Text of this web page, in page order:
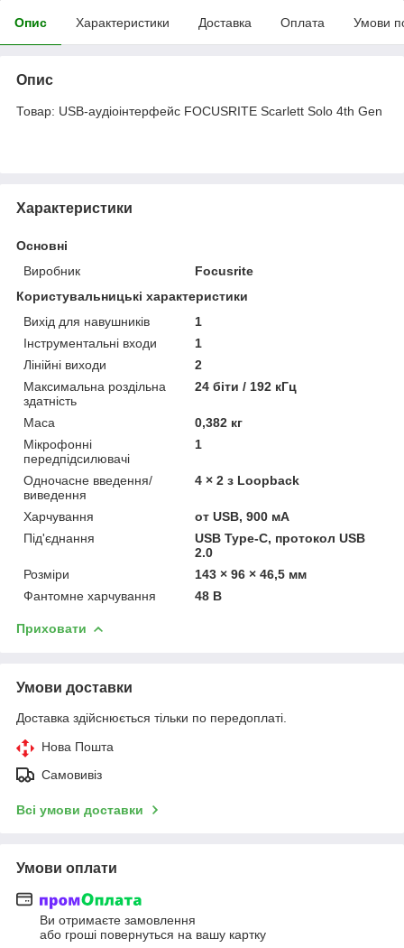
Опис Характеристики Доставка Оплата Умови
Опис
Товар: USB-аудіоінтерфейс FOCUSRITE Scarlett Solo 4th Gen
Характеристики
Основні
Виробник
Focusrite
Користувальницькі характеристики
Вихід для навушників
1
Інструментальні входи
1
Лінійні виходи
2
Максимальна роздільна
здатність
24 біти / 192 кГц
Маса
0,382 кг
Мікрофонні
передпідсилювачі
1
Одночасне введення/
виведення
4 × 2 з Loopback
Харчування
от USB, 900 мА
Під'єднання
USB Type-C, протокол USB
2.0
Розміри
143 × 96 × 46,5 мм
Фантомне харчування
48 В
Приховати
Умови доставки
Доставка здійснюється тільки по передоплаті.
Нова Пошта
Самовивіз
Всі умови доставки
Умови оплати
Ви отримаєте замовлення
або гроші повернуться на вашу картку